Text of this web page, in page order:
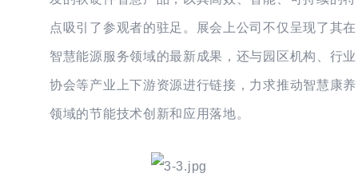
点吸引了参观者的驻足。展会上公司不仅呈现了其在
智慧能源服务领域的最新成果，还与园区机构、行业
协会等产业上下游资源进行链接，力求推动智慧康养
领域的节能技术创新和应用落地。